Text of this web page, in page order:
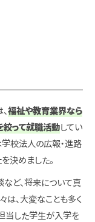
福祉や教育業界なら
絞って就職活動してい
校法人の広報・進路
決めました。
など、将来について真
、大変なことも多く
当した学生が入学を